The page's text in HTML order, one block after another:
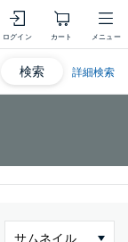
ログイン カート メニュー
検索 詳細検索